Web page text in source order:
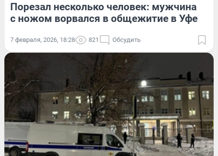
Порезал несколько человек: мужчина
с ножом ворвался в общежитие в Уфе
7 февраля, 2026, 18:28 821 Обсудить